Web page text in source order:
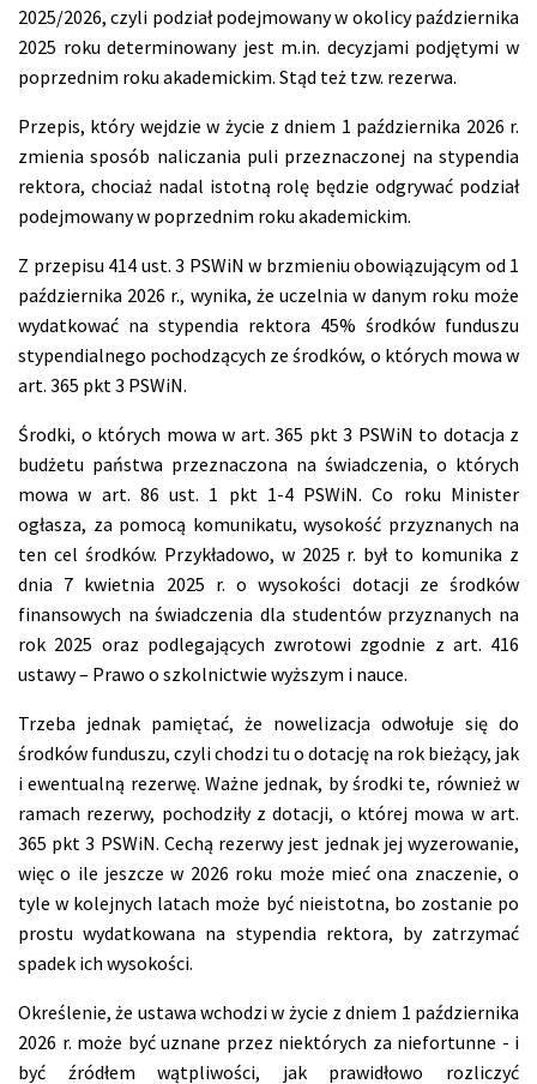
2025/2026, czyli podział podejmowany w okolicy października
2025 roku determinowany jest m.in. decyzjami podjętymi w
poprzednim roku akademickim. Stąd też tzw. rezerwa.
Przepis, który wejdzie w życie z dniem 1 października 2026 r.
zmienia sposób naliczania puli przeznaczonej na stypendia
rektora, chociaż nadal istotną rolę będzie odgrywać podział
podejmowany w poprzednim roku akademickim.
Z przepisu 414 ust. 3 PSWiN w brzmieniu obowiązującym od 1
października 2026 r., wynika, że uczelnia w danym roku może
wydatkować na stypendia rektora 45% środków funduszu
stypendialnego pochodzących ze środków, o których mowa w
art. 365 pkt 3 PSWiN.
Środki, o których mowa w art. 365 pkt 3 PSWiN to dotacja z
budżetu państwa przeznaczona na świadczenia, o których
mowa w art. 86 ust. 1 pkt 1-4 PSWiN. Co roku Minister
ogłasza, za pomocą komunikatu, wysokość przyznanych na
ten cel środków. Przykładowo, w 2025 r. był to komunika z
dnia 7 kwietnia 2025 r. o wysokości dotacji ze środków
finansowych na świadczenia dla studentów przyznanych na
rok 2025 oraz podlegających zwrotowi zgodnie z art. 416
ustawy – Prawo o szkolnictwie wyższym i nauce.
Trzeba jednak pamiętać, że nowelizacja odwołuje się do
środków funduszu, czyli chodzi tu o dotację na rok bieżący, jak
i ewentualną rezerwę. Ważne jednak, by środki te, również w
ramach rezerwy, pochodziły z dotacji, o której mowa w art.
365 pkt 3 PSWiN. Cechą rezerwy jest jednak jej wyzerowanie,
więc o ile jeszcze w 2026 roku może mieć ona znaczenie, o
tyle w kolejnych latach może być nieistotna, bo zostanie po
prostu wydatkowana na stypendia rektora, by zatrzymać
spadek ich wysokości.
Określenie, że ustawa wchodzi w życie z dniem 1 października
2026 r. może być uznane przez niektórych za niefortunne - i
być źródłem wątpliwości, jak prawidłowo rozliczyć